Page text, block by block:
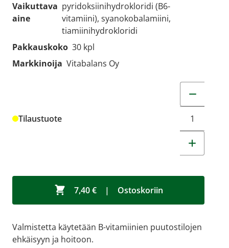
Vaikuttava
aine
pyridoksiinihydrokloridi (B6-
vitamiini), syanokobalamiini,
tiamiinihydrokloridi
Pakkauskoko 30 kpl
Markkinoija Vitabalans Oy
Tilaustuote
7,40 € | Ostoskoriin
Valmistetta käytetään B-vitamiinien puutostilojen
ehkäisyyn ja hoitoon.